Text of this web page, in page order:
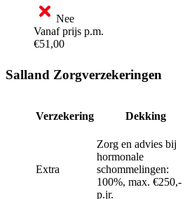
Nee
Vanaf prijs p.m.
€51,00
Salland Zorgverzekeringen
Verzekering Dekking
Extra
Zorg en advies bij
hormonale
schommelingen:
100%, max. €250,-
p.jr.